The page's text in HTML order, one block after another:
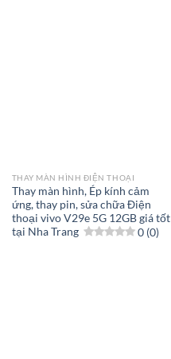
THAY MÀN HÌNH ĐIỆN THOẠI
Thay màn hình, Ép kính cảm
ứng, thay pin, sửa chữa Điện
thoại vivo V29e 5G 12GB giá tốt
tại Nha Trang
0 (0)